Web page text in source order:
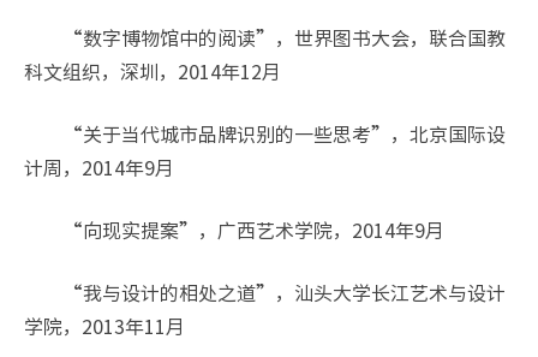
“数字博物馆中的阅读”，世界图书大会，联合国教
科文组织，深圳，2014年12月
“关于当代城市品牌识别的一些思考”，北京国际设
计周，2014年9月
“向现实提案”，广西艺术学院，2014年9月
“我与设计的相处之道”，汕头大学长江艺术与设计
学院，2013年11月